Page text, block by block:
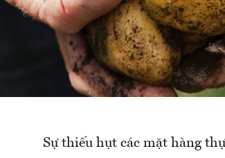
Sự thiếu hụt các mặt hàng